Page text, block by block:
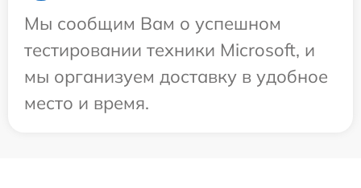
Мы сообщим Вам о успешном
тестировании техники Microsoft, и
мы организуем доставку в удобное
место и время.